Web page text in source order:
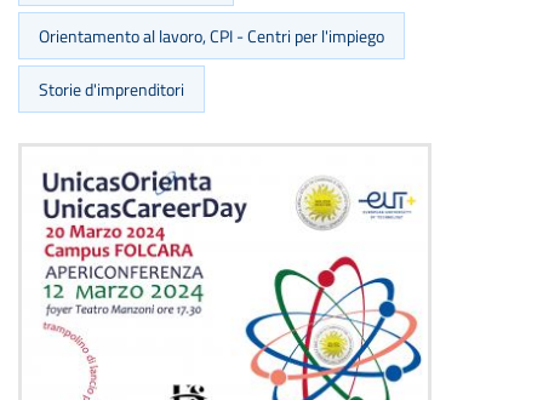
Orientamento al lavoro, CPI - Centri per l'impiego
Storie d'imprenditori